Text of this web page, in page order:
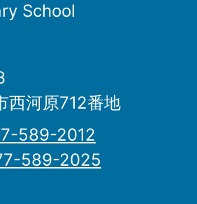
School
西河原712番地
589-2012
589-2025